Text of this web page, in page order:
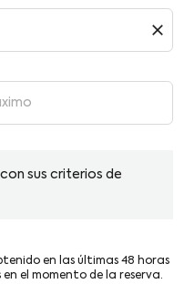
close
sus criterios de
en las últimas 48 horas
en el momento de la reserva.